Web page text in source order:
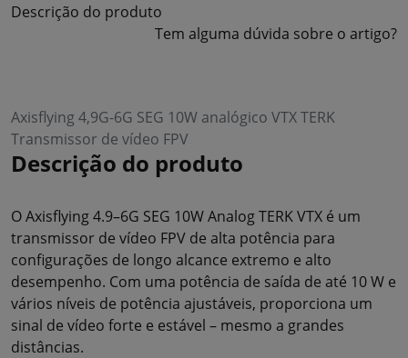
Descrição do produto
Tem alguma dúvida sobre o artigo?
Axisflying 4,9G-6G SEG 10W analógico VTX TERK
Transmissor de vídeo FPV
Descrição do produto
O Axisflying 4.9–6G SEG 10W Analog TERK VTX é um
transmissor de vídeo FPV de alta potência para
configurações de longo alcance extremo e alto
desempenho. Com uma potência de saída de até 10 W e
vários níveis de potência ajustáveis, proporciona um
sinal de vídeo forte e estável – mesmo a grandes
distâncias.